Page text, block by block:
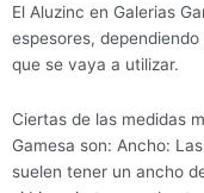
El Aluzinc en Galerias
espesores,
que se vaya a utilizar.
Ciertas de las medidas
Gamesa son: Ancho:
suelen tener un ancho